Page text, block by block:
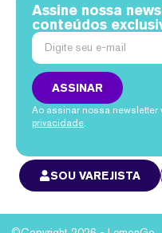
Assine nossa
conteúdos
ASSINAR
Ao assinar nossa newsletter
privacidade
SOU VAREJISTA